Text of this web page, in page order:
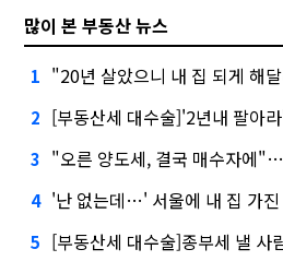
많이 본 부동산 뉴스
1 "20년 살았으니 내 집 되게 해
2 [부동산세 대수술]'2년내 팔아
3 "오른 양도세, 결국 매수자에
4 '난 없는데…' 서울에 내 집 가
5 [부동산세 대수술]종부세 낼 사